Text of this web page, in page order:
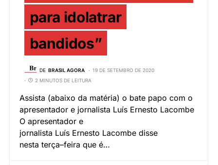
para idolatrar
bandidos”
DE BRASIL AGORA
19 DE SETEMBRO DE 2020
2 MINUTOS DE LEITURA
Assista (abaixo da matéria) o bate papo com o
apresentador e jornalista Luís Ernesto Lacombe
O apresentador e
jornalista Luís Ernesto Lacombe disse
nesta terça–feira que é…